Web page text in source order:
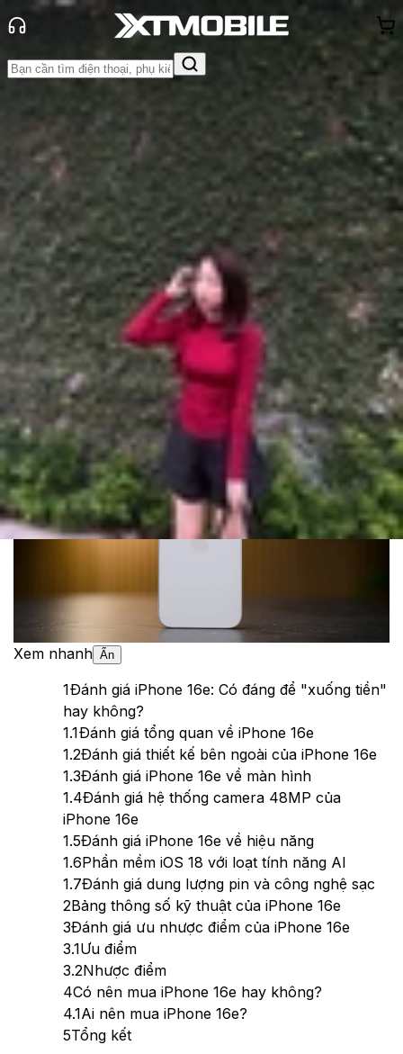
Tin tức
Đánh Giá - Trên Tay
Tin Mới
Đánh Giá - Trên Tay So Sánh Tư vấn
Khuyến
mãiThủ thuật Hỏi đáp App - Game Thông báo
Khách
hàng - Sự kiện
Đánh giá iPhone 16e: Bản nâng cấp
quá ấn tượng!
Anh Thư
Ngày đăng:
23/07/2026
Cập nhật: 23/07/2026
Theo dõi XTMobile trên
Xem nhanh Ẩn
1Đánh giá iPhone 16e: Có đáng để "xuống tiền"
hay không?
1.1Đánh giá tổng quan về iPhone 16e
1.2Đánh giá thiết kế bên ngoài của iPhone 16e
1.3Đánh giá iPhone 16e về màn hình
1.4Đánh giá hệ thống camera 48MP của
iPhone 16e
1.5Đánh giá iPhone 16e về hiệu năng
1.6Phần mềm iOS 18 với loạt tính năng AI
1.7Đánh giá dung lượng pin và công nghệ sạc
2Bảng thông số kỹ thuật của iPhone 16e
3Đánh giá ưu nhược điểm của iPhone 16e
3.1Ưu điểm
3.2Nhược điểm
4Có nên mua iPhone 16e hay không?
4.1Ai nên mua iPhone 16e?
5Tổng kết